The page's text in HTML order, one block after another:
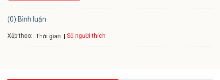
(0) Bình luận
Xếp theo: Thời gian Số người thích